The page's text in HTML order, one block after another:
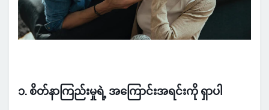
၁. စိတ်နာကြည်းမှုရဲ့ အကြောင်းအရင်းကို ရှာပါ